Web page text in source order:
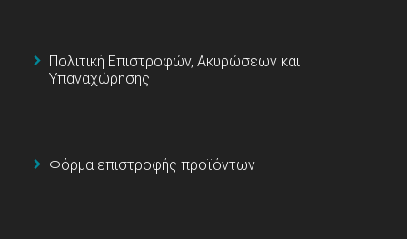
Πολιτική Επιστροφών, Ακυρώσεων και
Υπαναχώρησης
Φόρμα επιστροφής προϊόντων